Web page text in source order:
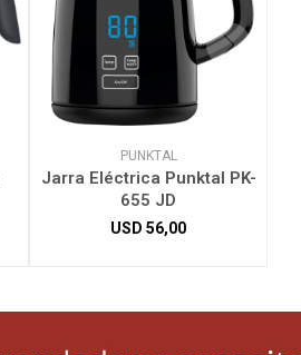
PUNKTAL
Jarra Eléctrica Punktal PK-
655 JD
USD 56,00